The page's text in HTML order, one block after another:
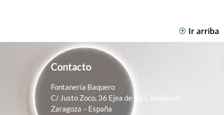
Ir arriba
Contacto
Fontanería Baquero
C/ Justo Zoco, 36 Ejea de los Caballeros
Zaragoza – España